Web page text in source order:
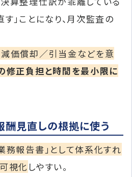
す」ことになり、月次監査の
価償却／引当金などを意
修正負担と時間を最小限に
酬見直しの根拠に使う
務報告書」として体系化すれ
視化 しやすい。